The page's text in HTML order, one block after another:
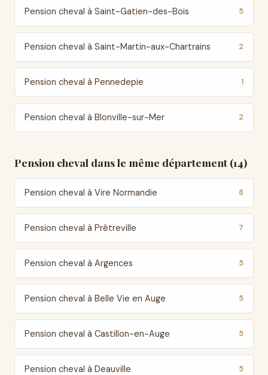
Pension cheval à Saint-Gatien-des-Bois 5
Pension cheval à Saint-Martin-aux-Chartrains 2
Pension cheval à Pennedepie 1
Pension cheval à Blonville-sur-Mer 2
Pension cheval dans le même département (14)
Pension cheval à Vire Normandie 8
Pension cheval à Prêtreville 7
Pension cheval à Argences 5
Pension cheval à Belle Vie en Auge 5
Pension cheval à Castillon-en-Auge 5
Pension cheval à Deauville 5